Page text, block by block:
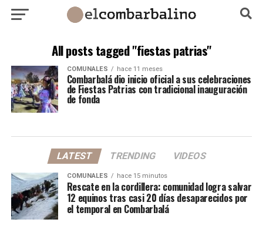
All posts tagged "fiestas patrias"
COMUNALES hace 11 meses
Combarbalá dio inicio oficial a sus celebraciones
de Fiestas Patrias con tradicional inauguración
de fonda
LATEST TRENDING VIDEOS
COMUNALES hace 15 minutos
Rescate en la cordillera: comunidad logra salvar
12 equinos tras casi 20 días desaparecidos por
el temporal en Combarbalá